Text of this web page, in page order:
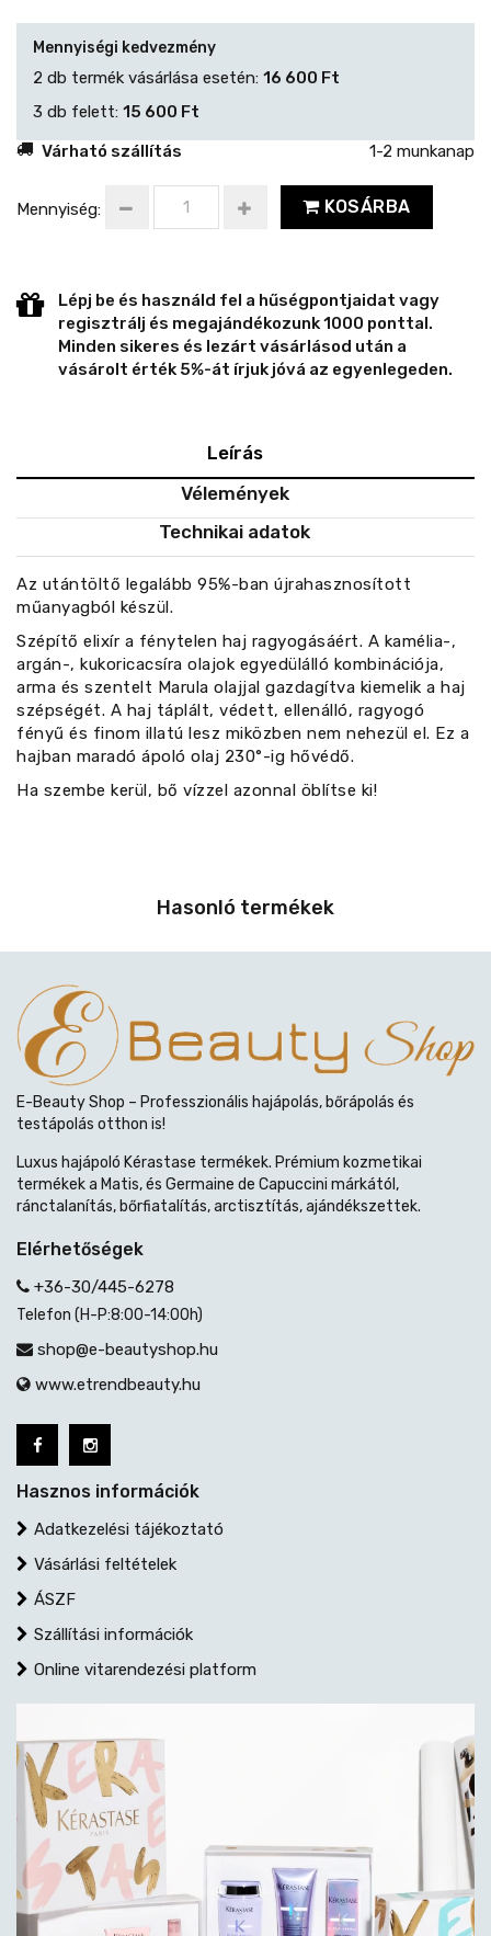
Mennyiségi kedvezmény
2 db termék vásárlása esetén: 16 600 Ft
3 db felett: 15 600 Ft
Várható szállítás
1-2 munkanap
Mennyiség: KOSÁRBA
Lépj be és használd fel a hűségpontjaidat vagy
regisztrálj és megajándékozunk 1000 ponttal.
Minden sikeres és lezárt vásárlásod után a
vásárolt érték 5%-át írjuk jóvá az egyenlegeden.
Leírás
Vélemények
Technikai adatok
Az utántöltő legalább 95%-ban újrahasznosított
műanyagból készül.
Szépítő elixír a fénytelen haj ragyogásáért. A kamélia-,
argán-, kukoricacsíra olajok egyedülálló kombinációja,
arma és szentelt Marula olajjal gazdagítva kiemelik a haj
szépségét. A haj táplált, védett, ellenálló, ragyogó
fényű és finom illatú lesz miközben nem nehezül el. Ez a
hajban maradó ápoló olaj 230°-ig hővédő.
Ha szembe kerül, bő vízzel azonnal öblítse ki!
Hasonló termékek
E-Beauty Shop – Professzionális hajápolás, bőrápolás és
testápolás otthon is!
Luxus hajápoló Kérastase termékek. Prémium kozmetikai
termékek a Matis, és Germaine de Capuccini márkától,
ránctalanítás, bőrfiatalítás, arctisztítás, ajándékszettek.
Elérhetőségek
+36-30/445-6278
Telefon (H-P:8:00-14:00h)
shop@e-beautyshop.hu
www.etrendbeauty.hu
Hasznos információk
Adatkezelési tájékoztató
Vásárlási feltételek
ÁSZF
Szállítási információk
Online vitarendezési platform